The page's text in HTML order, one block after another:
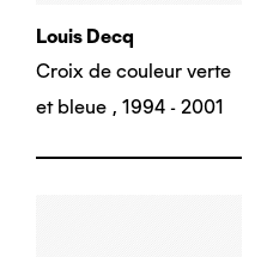
Louis Decq
Croix de couleur verte
et bleue , 1994 - 2001